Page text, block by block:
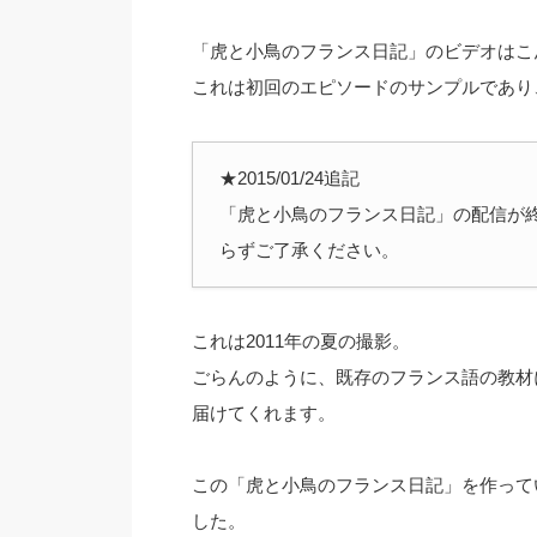
「虎と小鳥のフランス日記」のビデオは
これは初回のエピソードのサンプルであ
★2015/01/24追記
「虎と小鳥のフランス日記」の配信
らずご了承ください。
これは2011年の夏の撮影。
ごらんのように、既存のフランス語の教
届けてくれます。
この「虎と小鳥のフランス日記」を作っ
した。